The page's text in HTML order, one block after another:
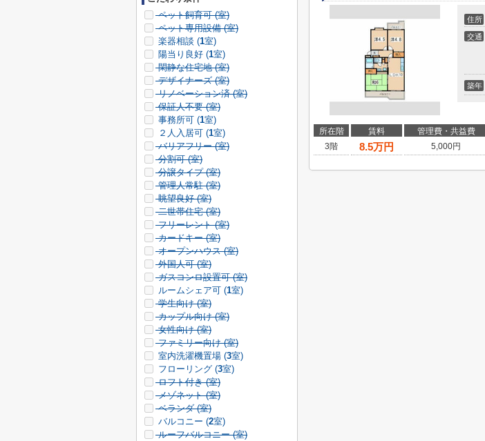
住所
交通
築年
所在階 賃料 管理費・共益費
3階
8.5万円 5,000円
ペット飼育可 (室)
ペット専用設備 (室)
楽器相談 (1室)
陽当り良好 (1室)
閑静な住宅地 (室)
デザイナーズ (室)
リノベーション済 (室)
保証人不要 (室)
事務所可 (1室)
２人入居可 (1室)
バリアフリー (室)
分割可 (室)
分譲タイプ (室)
管理人常駐 (室)
眺望良好 (室)
二世帯住宅 (室)
フリーレント (室)
カードキー (室)
オープンハウス (室)
外国人可 (室)
ガスコンロ設置可 (室)
ルームシェア可 (1室)
学生向け (室)
カップル向け (室)
女性向け (室)
ファミリー向け (室)
室内洗濯機置場 (3室)
フローリング (3室)
ロフト付き (室)
メゾネット (室)
ベランダ (室)
バルコニー (2室)
ルーフバルコニー (室)